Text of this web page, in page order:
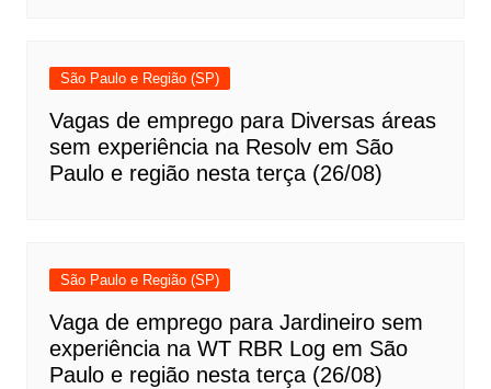
São Paulo e Região (SP)
Vagas de emprego para Diversas áreas
sem experiência na Resolv em São
Paulo e região nesta terça (26/08)
São Paulo e Região (SP)
Vaga de emprego para Jardineiro sem
experiência na WT RBR Log em São
Paulo e região nesta terça (26/08)